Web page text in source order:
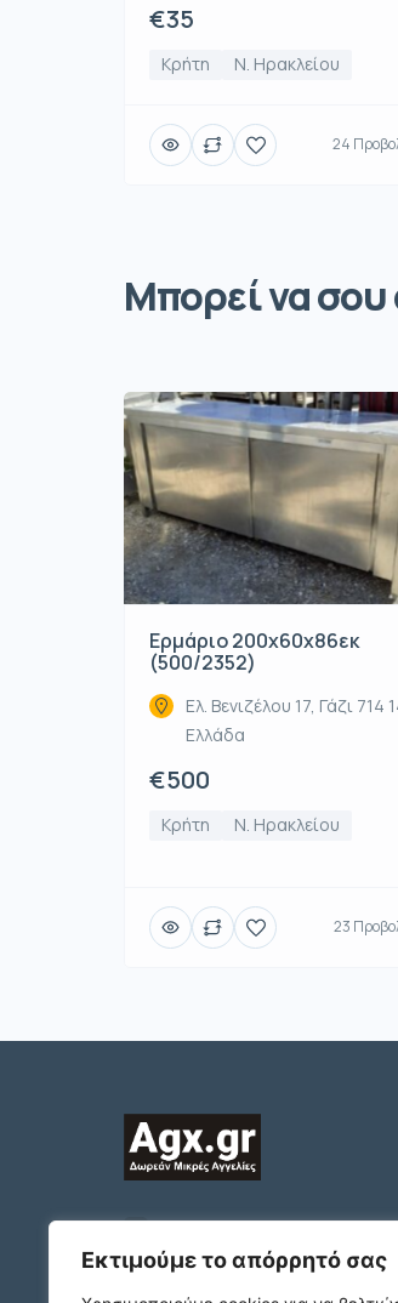
Εκτιμούμε το απόρρητό σας
€35
Κρήτη Ν. Ηρακλείου
24
Μπορεί να σου
Ερμάριο 200x60x86εκ
(500/2352)
Ελ. Βενιζέλου 17, Γάζι 714
Ελλάδα
€500
Κρήτη Ν. Ηρακλείου
23
2312132324
ΠΛΑΤΩΝΟΣ 1 Τ.Κ. 54631